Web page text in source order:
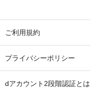
ご利用規約
プライバシーポリシー
dアカウント2段階認証とは